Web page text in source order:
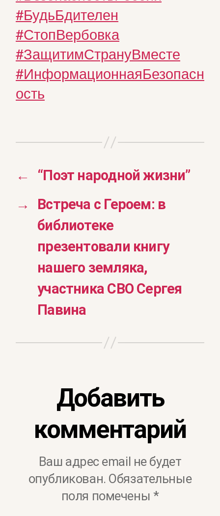
#БудьБдителен
#СтопВербовка
#ЗащитимСтрануВместе
#ИнформационнаяБезопасн
ость
←
“Поэт народной жизни”
→
Встреча с Героем: в
библиотеке
презентовали книгу
нашего земляка,
участника СВО Сергея
Павина
Добавить
комментарий
Ваш адрес email не будет
опубликован. Обязательные
поля помечены *